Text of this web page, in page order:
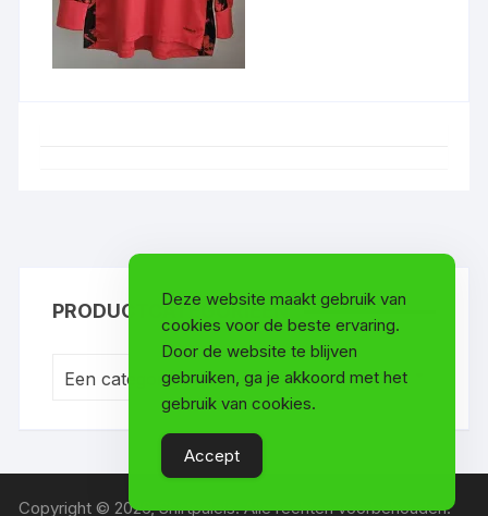
PRODUCTCATEGORIEËN
Een categorie selecteren
Copyright © 2026, Shirtpaleis. Alle rechten voorbehouden.
Deze website maakt gebruik van
cookies voor de beste ervaring.
Door de website te blijven
gebruiken, ga je akkoord met het
gebruik van cookies.
Accept